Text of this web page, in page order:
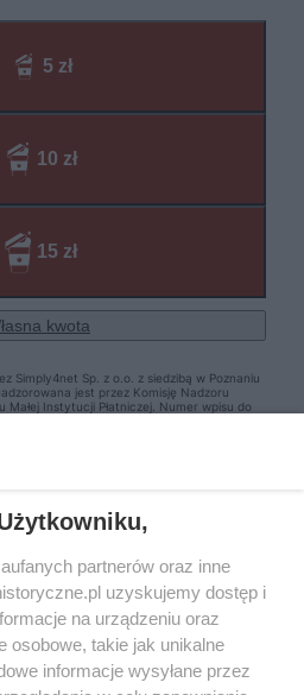
partnerów oraz inne
uzyskujemy dostęp i
na urządzeniu oraz
osobowe, takie jak unikalne
informacje wysyłane przez